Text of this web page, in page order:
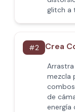
glitch a
#2 Crea
mezcla
de
energía